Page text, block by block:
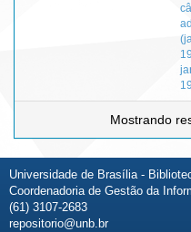
Mostrando
Universidade de Brasília -
Coordenadoria de Gestão da
(61) 3107-2683
repositorio@unb.br